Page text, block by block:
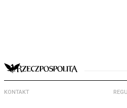
KONTAKT